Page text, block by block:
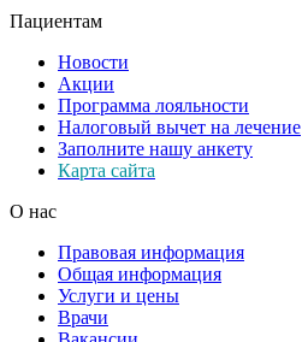
Пациентам
Новости
Акции
Программа лояльности
Налоговый вычет на лечение
Заполните нашу анкету
Карта сайта
О нас
Правовая информация
Общая информация
Услуги и цены
Врачи